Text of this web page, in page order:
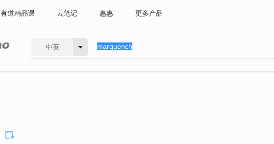
有道精品课 云笔记 惠惠 更多产品
中英